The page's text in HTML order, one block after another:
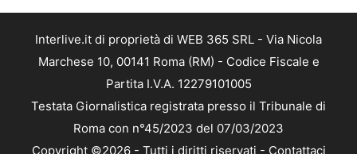
Interlive.it di proprietà di WEB 365 SRL - Via Nicola
Marchese 10, 00141 Roma (RM) - Codice Fiscale e
Partita I.V.A. 12279101005
Testata Giornalistica registrata presso il Tribunale di
Roma con n°45/2023 del 07/03/2023
Copyright ©2026 - Tutti i diritti riservati - Contattaci